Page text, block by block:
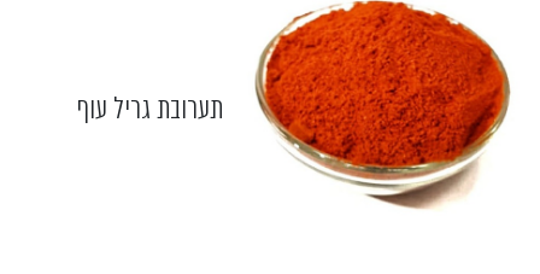
תערובת גריל עוף